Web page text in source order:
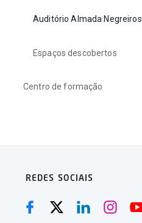
Auditório Almada Negreiros
Espaços descobertos
Centro de formação
REDES SOCIAIS